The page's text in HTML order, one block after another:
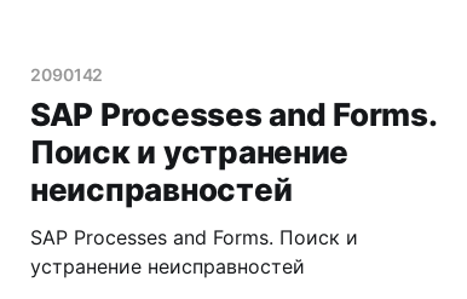
отпуск осуществляется через Web Dynpro
приложение HRESS_A_PTARQ_LEAVREQ_APPL
2090142
SAP Processes and Forms.
Поиск и устранение
неисправностей
SAP Processes and Forms. Поиск и
устранение неисправностей